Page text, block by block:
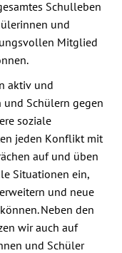
Schulleben
und
Mitglied
nnen.
aktiv und
Schülern gegen
soziale
jeden Konflikt mit
chen auf und üben
Situationen ein,
und neue
Neben den
wir auch auf
und Schüler